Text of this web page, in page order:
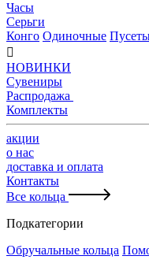
Часы
Серьги
Конго Одиночные

НОВИНКИ
Сувениры
Распродажа
Комплекты
акции
о нас
доставка и оплата
Контакты
Все кольца
Подкатегории
Обручальные кольца